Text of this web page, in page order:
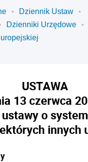
Dziennik Ustaw
Dzienniki Urzędowe
USTAWA
13 czerwca
o
innych